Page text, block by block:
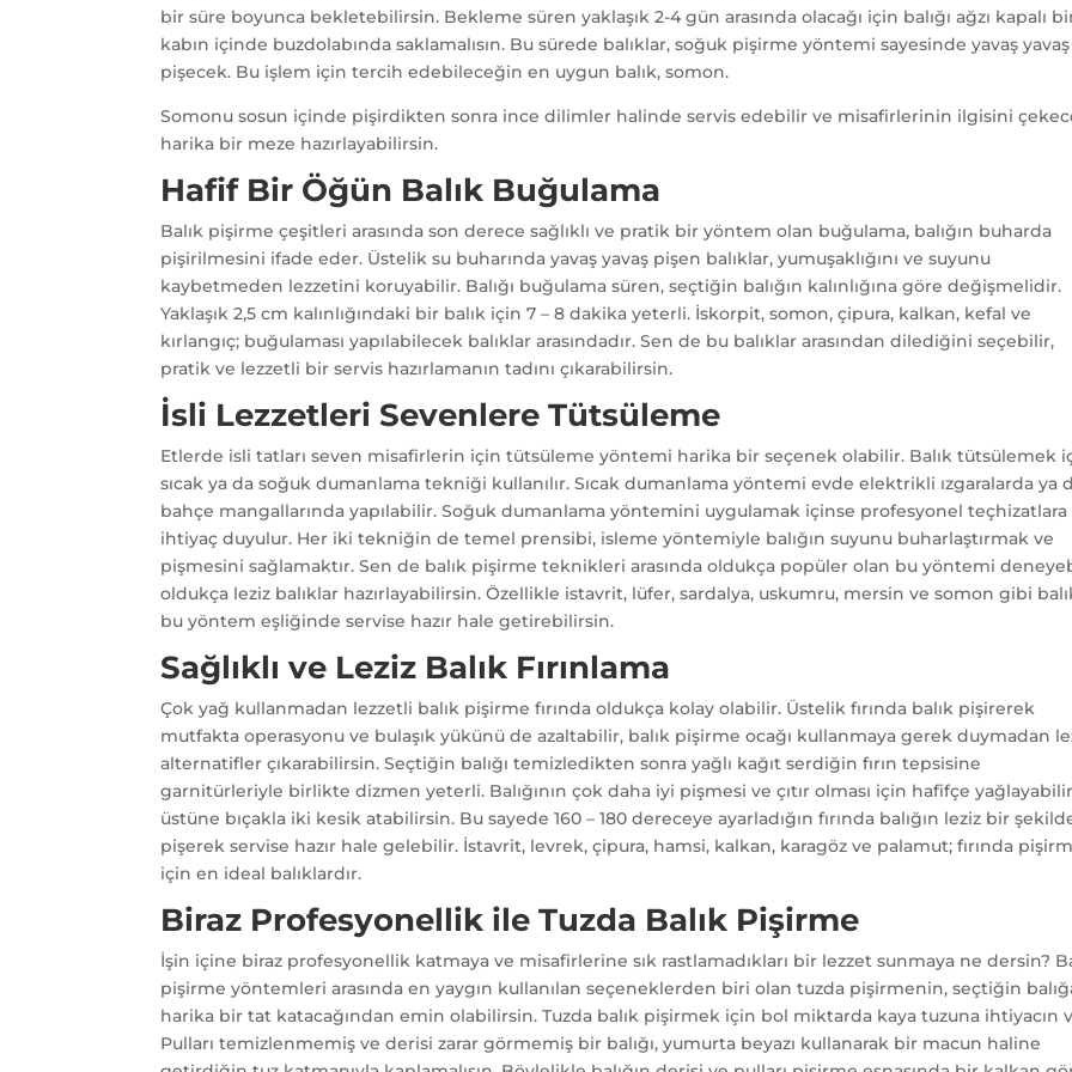
bir süre boyunca bekletebilirsin. Bekleme süren yaklaşık 2-4 gün arasında olacağı için balığı ağzı kapalı
kabın içinde buzdolabında saklamalısın. Bu sürede balıklar, soğuk pişirme yöntemi sayesinde yavaş yavaş
pişecek. Bu işlem için tercih edebileceğin en uygun balık, somon.
Somonu sosun içinde pişirdikten sonra ince dilimler halinde servis edebilir ve misafirlerinin ilgisini
harika bir meze hazırlayabilirsin.
Hafif Bir Öğün Balık Buğulama
Balık pişirme çeşitleri arasında son derece sağlıklı ve pratik bir yöntem olan buğulama, balığın buharda
pişirilmesini ifade eder. Üstelik su buharında yavaş yavaş pişen balıklar, yumuşaklığını ve suyunu
kaybetmeden lezzetini koruyabilir. Balığı buğulama süren, seçtiğin balığın kalınlığına göre değişmelidir.
Yaklaşık 2,5 cm kalınlığındaki bir balık için 7 – 8 dakika yeterli. İskorpit, somon, çipura, kalkan, kefal ve
kırlangıç; buğulaması yapılabilecek balıklar arasındadır. Sen de bu balıklar arasından dilediğini seçebilir,
pratik ve lezzetli bir servis hazırlamanın tadını çıkarabilirsin.
İsli Lezzetleri Sevenlere Tütsüleme
Etlerde isli tatları seven misafirlerin için tütsüleme yöntemi harika bir seçenek olabilir. Balık tütsülemek
sıcak ya da soğuk dumanlama tekniği kullanılır. Sıcak dumanlama yöntemi evde elektrikli ızgaralarda ya
bahçe mangallarında yapılabilir. Soğuk dumanlama yöntemini uygulamak içinse profesyonel teçhizatlara
ihtiyaç duyulur. Her iki tekniğin de temel prensibi, isleme yöntemiyle balığın suyunu buharlaştırmak ve
pişmesini sağlamaktır. Sen de balık pişirme teknikleri arasında oldukça popüler olan bu yöntemi
oldukça leziz balıklar hazırlayabilirsin. Özellikle istavrit, lüfer, sardalya, uskumru, mersin ve somon gibi
bu yöntem eşliğinde servise hazır hale getirebilirsin.
Sağlıklı ve Leziz Balık Fırınlama
Çok yağ kullanmadan lezzetli balık pişirme fırında oldukça kolay olabilir. Üstelik fırında balık pişirerek
mutfakta operasyonu ve bulaşık yükünü de azaltabilir, balık pişirme ocağı kullanmaya gerek duymadan
alternatifler çıkarabilirsin. Seçtiğin balığı temizledikten sonra yağlı kağıt serdiğin fırın tepsisine
garnitürleriyle birlikte dizmen yeterli. Balığının çok daha iyi pişmesi ve çıtır olması için hafifçe
üstüne bıçakla iki kesik atabilirsin. Bu sayede 160 – 180 dereceye ayarladığın fırında balığın leziz bir
pişerek servise hazır hale gelebilir. İstavrit, levrek, çipura, hamsi, kalkan, karagöz ve palamut; fırında
için en ideal balıklardır.
Biraz Profesyonellik ile Tuzda Balık Pişirme
İşin içine biraz profesyonellik katmaya ve misafirlerine sık rastlamadıkları bir lezzet sunmaya ne dersin?
pişirme yöntemleri arasında en yaygın kullanılan seçeneklerden biri olan tuzda pişirmenin, seçtiğin
harika bir tat katacağından emin olabilirsin. Tuzda balık pişirmek için bol miktarda kaya tuzuna ihtiyacın
Pulları temizlenmemiş ve derisi zarar görmemiş bir balığı, yumurta beyazı kullanarak bir macun haline